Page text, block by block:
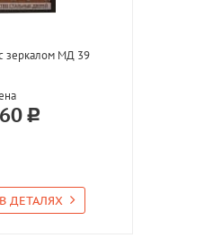
зеркалом МД 39
ДЕТАЛЯХ